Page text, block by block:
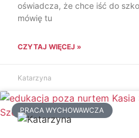
oświadcza, że chce iść do
mówię tu
CZYTAJ WIĘCEJ »
Katarzyna
PRACA WYCHOWAWCZA